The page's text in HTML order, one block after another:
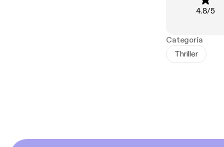
¿Quién es
«Sumamente
«Ignorarás
4.8/5
Categoría
Thriller